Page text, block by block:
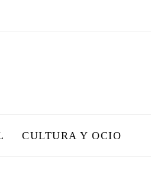
CULTURA Y OCIO